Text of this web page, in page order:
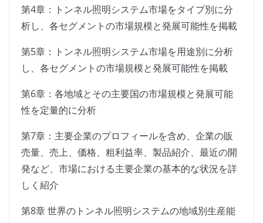
第4章：トンネル照明システム市場をタイプ別に分
析し、各セグメントの市場規模と発展可能性を掲載
第5章：トンネル照明システム市場を用途別に分析
し、各セグメントの市場規模と発展可能性を掲載
第6章：各地域とその主要国の市場規模と発展可能
性を定量的に分析
第7章：主要企業のプロフィールを含め、企業の販
売量、売上、価格、粗利益率、製品紹介、最近の開
発など、市場における主要企業の基本的な状況を詳
しく紹介
第8章 世界のトンネル照明システムの地域別生産能